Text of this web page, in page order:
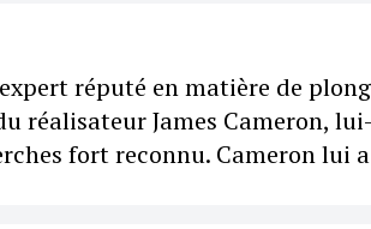
réputé en matière de
réalisateur James Cameron,
fort reconnu. Cameron lui